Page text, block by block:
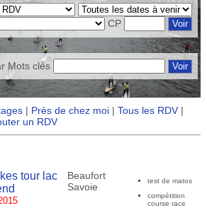
CP
Mots clés
| Près de chez moi| Tous les RDV|
un RDV
tour lac
Beaufort
Savoie
test de matos
compétition
course race